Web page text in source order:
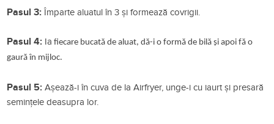
Pasul 3:Împarte aluatul în 3 și formează covrigii.
Pasul 4: Ia fiecare bucată de aluat, dă-i o formă de bilă și apoi fă o
gaură în mijloc.
Pasul 5:Așează-i în cuva de la Airfryer, unge-i cu iaurt și presară
semințele deasupra lor.